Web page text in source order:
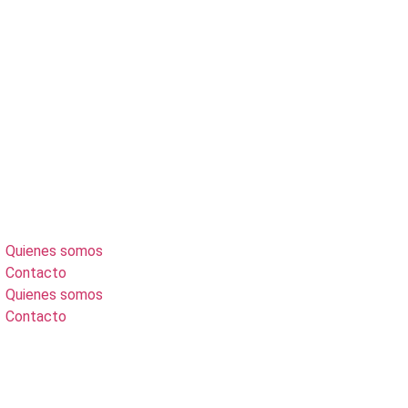
Quienes somos
Contacto
Quienes somos
Contacto